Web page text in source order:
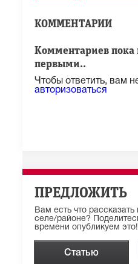
КОММЕНТАРИИ
Комментариев пока
первыми..
Чтобы ответить, вам
авторизоваться
ПРЕДЛОЖИТЬ
Вам есть что
селе/районе?
времени опубликуем это!
Статью